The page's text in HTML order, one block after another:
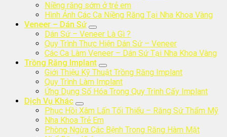
Niềng răng sớm ở trẻ em
Hình Ảnh Các Ca Niềng Răng Tại Nha Khoa Vàng
Veneer – Dán Sứ
Dán Sứ – Veneer Là Gì ?
Quy Trình Thực Hiện Dán Sứ – Veneer
Các Ca Làm Veneer – Dán Sứ Tại Nha Khoa Vàng
Trồng Răng Implant
Giới Thiệu Kỹ Thuật Trồng Răng Implant
Quy Trình Làm Implant
Ứng Dụng Số Hóa Trong Quy Trình Cấy Implant
Dịch Vụ Khác
Phục Hồi Xâm Lấn Tối Thiểu – Răng Sứ Thẩm Mỹ
Nha Khoa Trẻ Em
Phòng Ngừa Các Bệnh Trong Răng Hàm Mặt